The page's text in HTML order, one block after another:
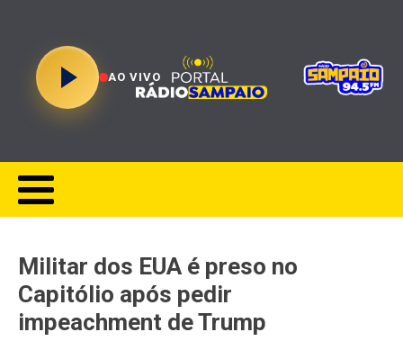
AO VIVO
Militar dos EUA é preso no
Capitólio após pedir
impeachment de Trump